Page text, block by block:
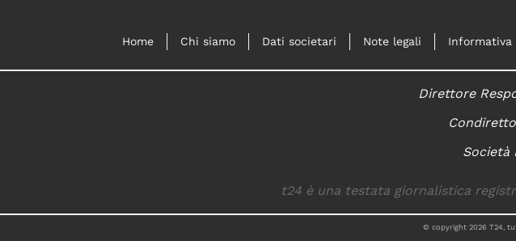
Home Chi siamo Dati societari Note legali Informativa
Direttore
Società
t24 è una testata giornalistica
© copyright 2026 T24,